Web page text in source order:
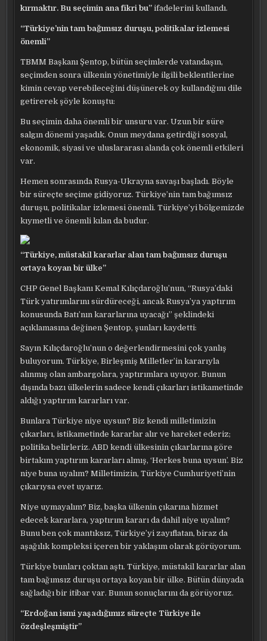
kırmaktır. Bu seçimin ana fikri bu”ifadelerini kullandı.
“Türkiye’nin tam bağımsız duruşu, politikalar izlemesi
önemli”
TBMM Başkanı Şentop, bütün seçimlerde vatandaşın,
seçimden sonra ülkenin yönetimiyle ilgili beklentilerine
kimin cevap verebileceğini düşünerek oy kullandığını dile
getirerek şöyle konuştu:
Bu seçimin daha önemli bir unsuru var. Uzun bir süre
salgın dönemi yaşadık. Onun meydana getirdiği sosyal,
ekonomik, siyasi ve uluslararası alanda çok önemli etkileri
var.
Hemen sonrasında Rusya-Ukrayna savaşı başladı. Böyle
bir süreçte seçime gidiyoruz. Türkiye’nin tam bağımsız
duruşu, politikalar izlemesi önemli. Türkiye’yi bölgemizde
kıymetli ve önemli kılan da budur.
“Türkiye, müstakil kararlar alan tam bağımsız duruşu
ortaya koyan bir ülke”
CHP Genel Başkanı Kemal Kılıçdaroğlu’nun, “Rusya’daki
Türk yatırımlarını sürdüreceği, ancak Rusya’ya yaptırım
konusunda Batı’nın kararlarına uyacağı” şeklindeki
açıklamasına değinen Şentop, şunları kaydetti:
Sayın Kılıçdaroğlu’nun o değerlendirmesini çok yanlış
buluyorum. Türkiye, Birleşmiş Milletler’in kararıyla
alınmış olan ambargolara, yaptırımlara uyuyor. Bunun
dışında bazı ülkelerin sadece kendi çıkarları istikametinde
aldığı yaptırım kararları var.
Bunlara Türkiye niye uysun? Biz kendi milletimizin
çıkarları, istikametinde kararlar alır ve hareket ederiz;
politika belirleriz. ABD kendi ülkesinin çıkarlarına göre
birtakım yaptırım kararları almış, ‘Herkes buna uysun’. Biz
niye buna uyalım? Milletimizin, Türkiye Cumhuriyeti’nin
çıkarıysa evet uyarız.
Niye uymayalım? Biz, başka ülkenin çıkarına hizmet
edecek kararlara, yaptırım kararı da dahil niye uyalım?
Bunu ben çok mantıksız, Türkiye’yi zayıflatan, biraz da
aşağılık kompleksi içeren bir yaklaşım olarak görüyorum.
Türkiye bunları çoktan aştı. Türkiye, müstakil kararlar alan
tam bağımsız duruşu ortaya koyan bir ülke. Bütün dünyada
sağladığı bir itibar var. Bunun sonuçlarını da görüyoruz.
“Erdoğan ismi yaşadığımız süreçte Türkiye ile
özdeşleşmiştir”